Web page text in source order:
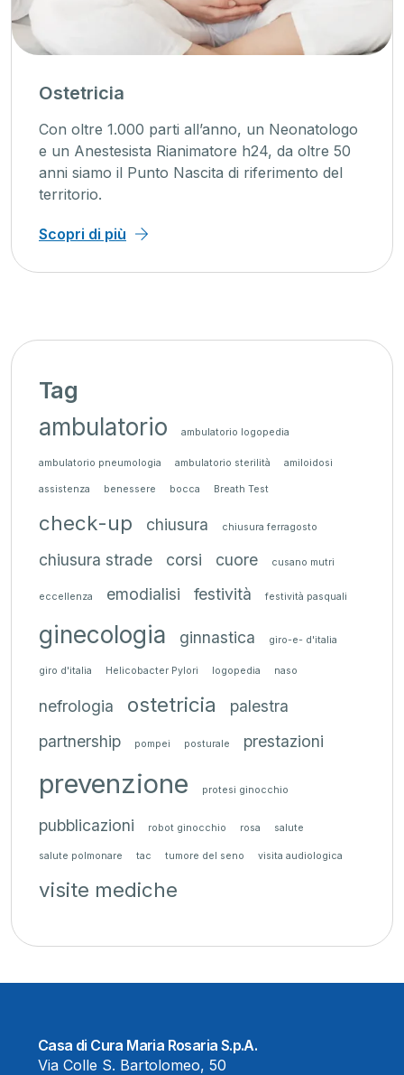
Ostetricia
Con oltre 1.000 parti all’anno, un Neonatologo
e un Anestesista Rianimatore h24, da oltre 50
anni siamo il Punto Nascita di riferimento del
territorio.
Scopri di più
Tag
ambulatorio ambulatorio logopedia
ambulatorio pneumologia ambulatorio sterilità amiloidosi
assistenza benessere bocca Breath Test
check-up chiusura chiusura ferragosto
chiusura strade corsi cuore cusano mutri
eccellenza emodialisi festività festività pasquali
ginecologia ginnastica giro-e- d'italia
giro d'italia Helicobacter Pylori logopedia naso
nefrologia ostetricia
palestra
partnership
pompei posturale prestazioni
prevenzione protesi ginocchio
pubblicazioni robot ginocchio rosa salute
salute polmonare tac tumore del seno visita audiologica
visite mediche
Casa di Cura Maria Rosaria S.p.A.
Via Colle S. Bartolomeo, 50